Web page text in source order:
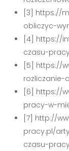
[3] https://
obliczyc-
[4] https://
czasu-
[5] https://
rozliczanie-
[6] https://
pracy-w-
[7] http://
pracy.pl/
czasu-